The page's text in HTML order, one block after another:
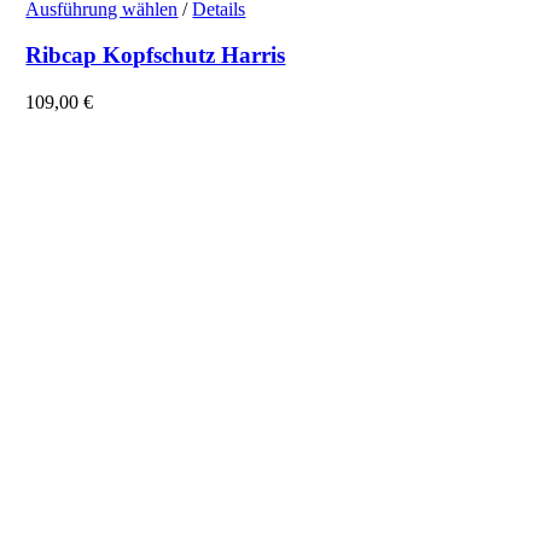
Ausführung wählen Dieses
weist
/ Details
Ribcap Kopfschutz Harris
109,00€